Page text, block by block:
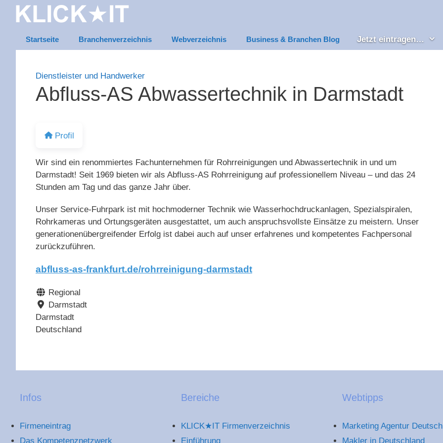
Inhalt
Startseite Branchenverzeichnis Webverzeichnis Business & Branchen Blog Jetzt eintragen…
Dienstleister und Handwerker
Abfluss-AS Abwassertechnik in Darmstadt
Profil
Wir sind ein renommiertes Fachunternehmen für Rohrreinigungen und Abwassertechnik in und um
Darmstadt! Seit 1969 bieten wir als Abfluss-AS Rohrreinigung auf professionellem Niveau – und das 24
Stunden am Tag und das ganze Jahr über.
Unser Service-Fuhrpark ist mit hochmoderner Technik wie Wasserhochdruckanlagen, Spezialspiralen,
Rohrkameras und Ortungsgeräten ausgestattet, um auch anspruchsvollste Einsätze zu meistern. Unser
generationenübergreifender Erfolg ist dabei auch auf unser erfahrenes und kompetentes Fachpersonal
zurückzuführen.
abfluss-as-frankfurt.de/rohrreinigung-darmstadt
Regional
Darmstadt
Darmstadt
Deutschland
Infos
Firmeneintrag
Das Kompetenznetzwerk
Bereiche
KLICK★IT Firmenverzeichnis
Einführung
Webtipps
Marketing Agentur
Makler in Deutschland